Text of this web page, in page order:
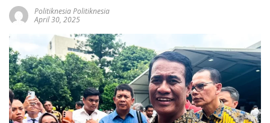
Politiknesia Politiknesia
April 30, 2025